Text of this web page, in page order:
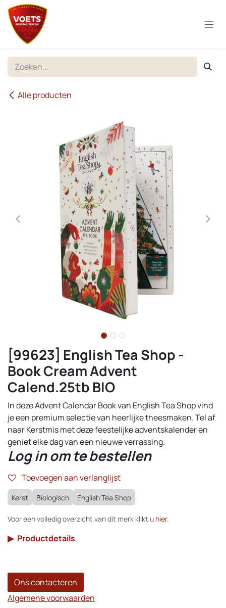
Overslaan naar inhoud
Alle producten
[99623] English Tea Shop -
Book Cream Advent
Calend.25tb BIO
In deze Advent Calendar Book van English Tea Shop vind
je een premium selectie van heerlijke theesmaken. Tel af
naar Kerstmis met deze feestelijke adventskalender en
geniet elke dag van een nieuwe verrassing.
Log in om te bestellen
Toevoegen aan verlanglijst
Kerst Biologisch English Tea Shop
Voor een volledig overzicht van dit merk klikt u hier.
▶ Productdetails
Ons contacteren
Algemene voorwaarden